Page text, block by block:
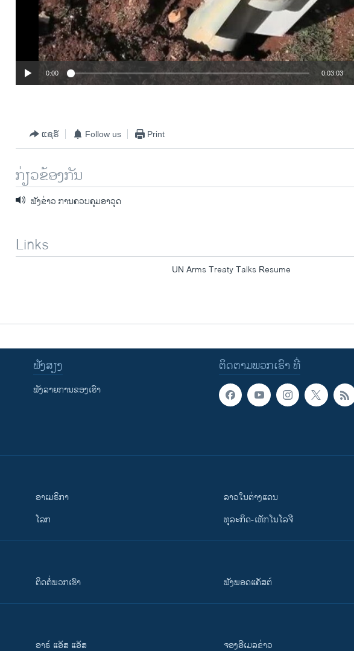
0:00 0:03:03
ແຊຣ໌ Follow us Print
ກ່ຽວຂ້ອງກັນ
ຟັງຂ່າວ ການຄວບຄຸມອາວຸດ
Links
UN Arms Treaty Talks Resume
ຕິດຕາມພວກເຮົາ ທີ່
ຟັງສຽງ
ຟັງລາຍການຂອງເຮົາ
ອາເມຣິກາ
ໂລກ
ລາວໃນຕ່າງແດນ
ທຸລະກິດ-ເທັກໂນໂລຈີ
ຕິດຕໍ່ພວກເຮົາ ຟັງພອດແຄັສຕ໌
ອາຣ໌ ແອັສ ແອັສ ຈອງອີເມລຂ່າວ